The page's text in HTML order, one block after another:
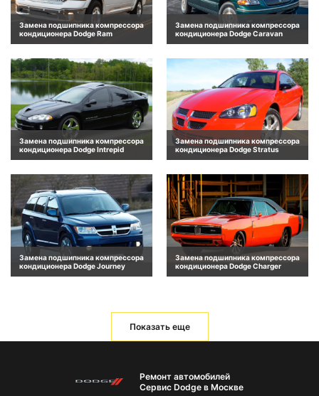
Замена подшипника компрессора
кондиционера Dodge Ram
Замена подшипника компрессора
кондиционера Dodge Caravan
Замена подшипника компрессора
кондиционера Dodge Intrepid
Замена подшипника компрессора
кондиционера Dodge Stratus
Замена подшипника компрессора
кондиционера Dodge Journey
Замена подшипника компрессора
кондиционера Dodge Charger
Показать еще
Ремонт автомобилей
Сервис Dodge в Москве